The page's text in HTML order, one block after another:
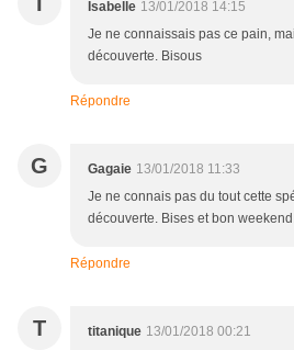
Isabelle 13/01/2018 14:15
Je ne connaissais pas ce pain,
découverte. Bisous
Répondre
G Gagaie 13/01/2018 11:33
Je ne connais pas du tout cette
découverte. Bises et bon
Répondre
T titanique 13/01/2018 00:21